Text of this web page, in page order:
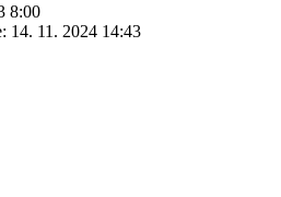
8:00
14. 11. 2024 14:43